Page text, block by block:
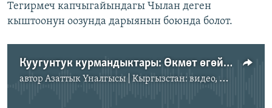
Тегирмеч капчыгайындагы Чылан деген
кыштоонун оозунда дарыянын боюнда болот.
Куугунтук курмандыктары: Өкмөт өгөйлөгөн тагдырлар II
автор Азаттык Үналгысы | Кыргызстан: видео, фото, кабарлар
No media source currently available